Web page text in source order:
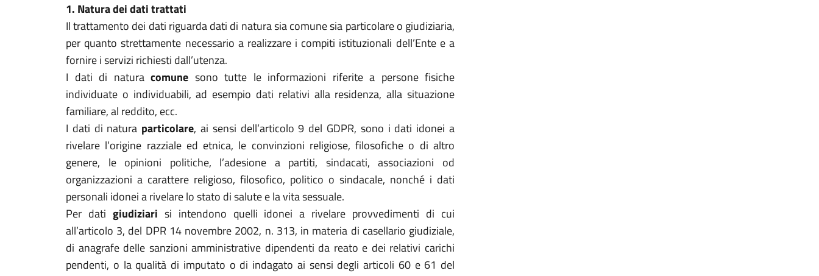
1. Natura dei dati trattati
Il trattamento dei dati riguarda dati di natura sia comune sia particolare o giudiziaria,
per quanto strettamente necessario a realizzare i compiti istituzionali dell’Ente e a
fornire i servizi richiesti dall’utenza.
I dati di natura comune sono tutte le informazioni riferite a persone fisiche
individuate o individuabili, ad esempio dati relativi alla residenza, alla situazione
familiare, al reddito, ecc.
I dati di natura particolare, ai sensi dell’articolo 9 del GDPR, sono i dati idonei a
rivelare l’origine razziale ed etnica, le convinzioni religiose, filosofiche o di altro
genere, le opinioni politiche, l’adesione a partiti, sindacati, associazioni od
organizzazioni a carattere religioso, filosofico, politico o sindacale, nonché i dati
personali idonei a rivelare lo stato di salute e la vita sessuale.
Per dati giudiziari si intendono quelli idonei a rivelare provvedimenti di cui
all’articolo 3, del DPR 14 novembre 2002, n. 313, in materia di casellario giudiziale,
di anagrafe delle sanzioni amministrative dipendenti da reato e dei relativi carichi
pendenti, o la qualità di imputato o di indagato ai sensi degli articoli 60 e 61 del